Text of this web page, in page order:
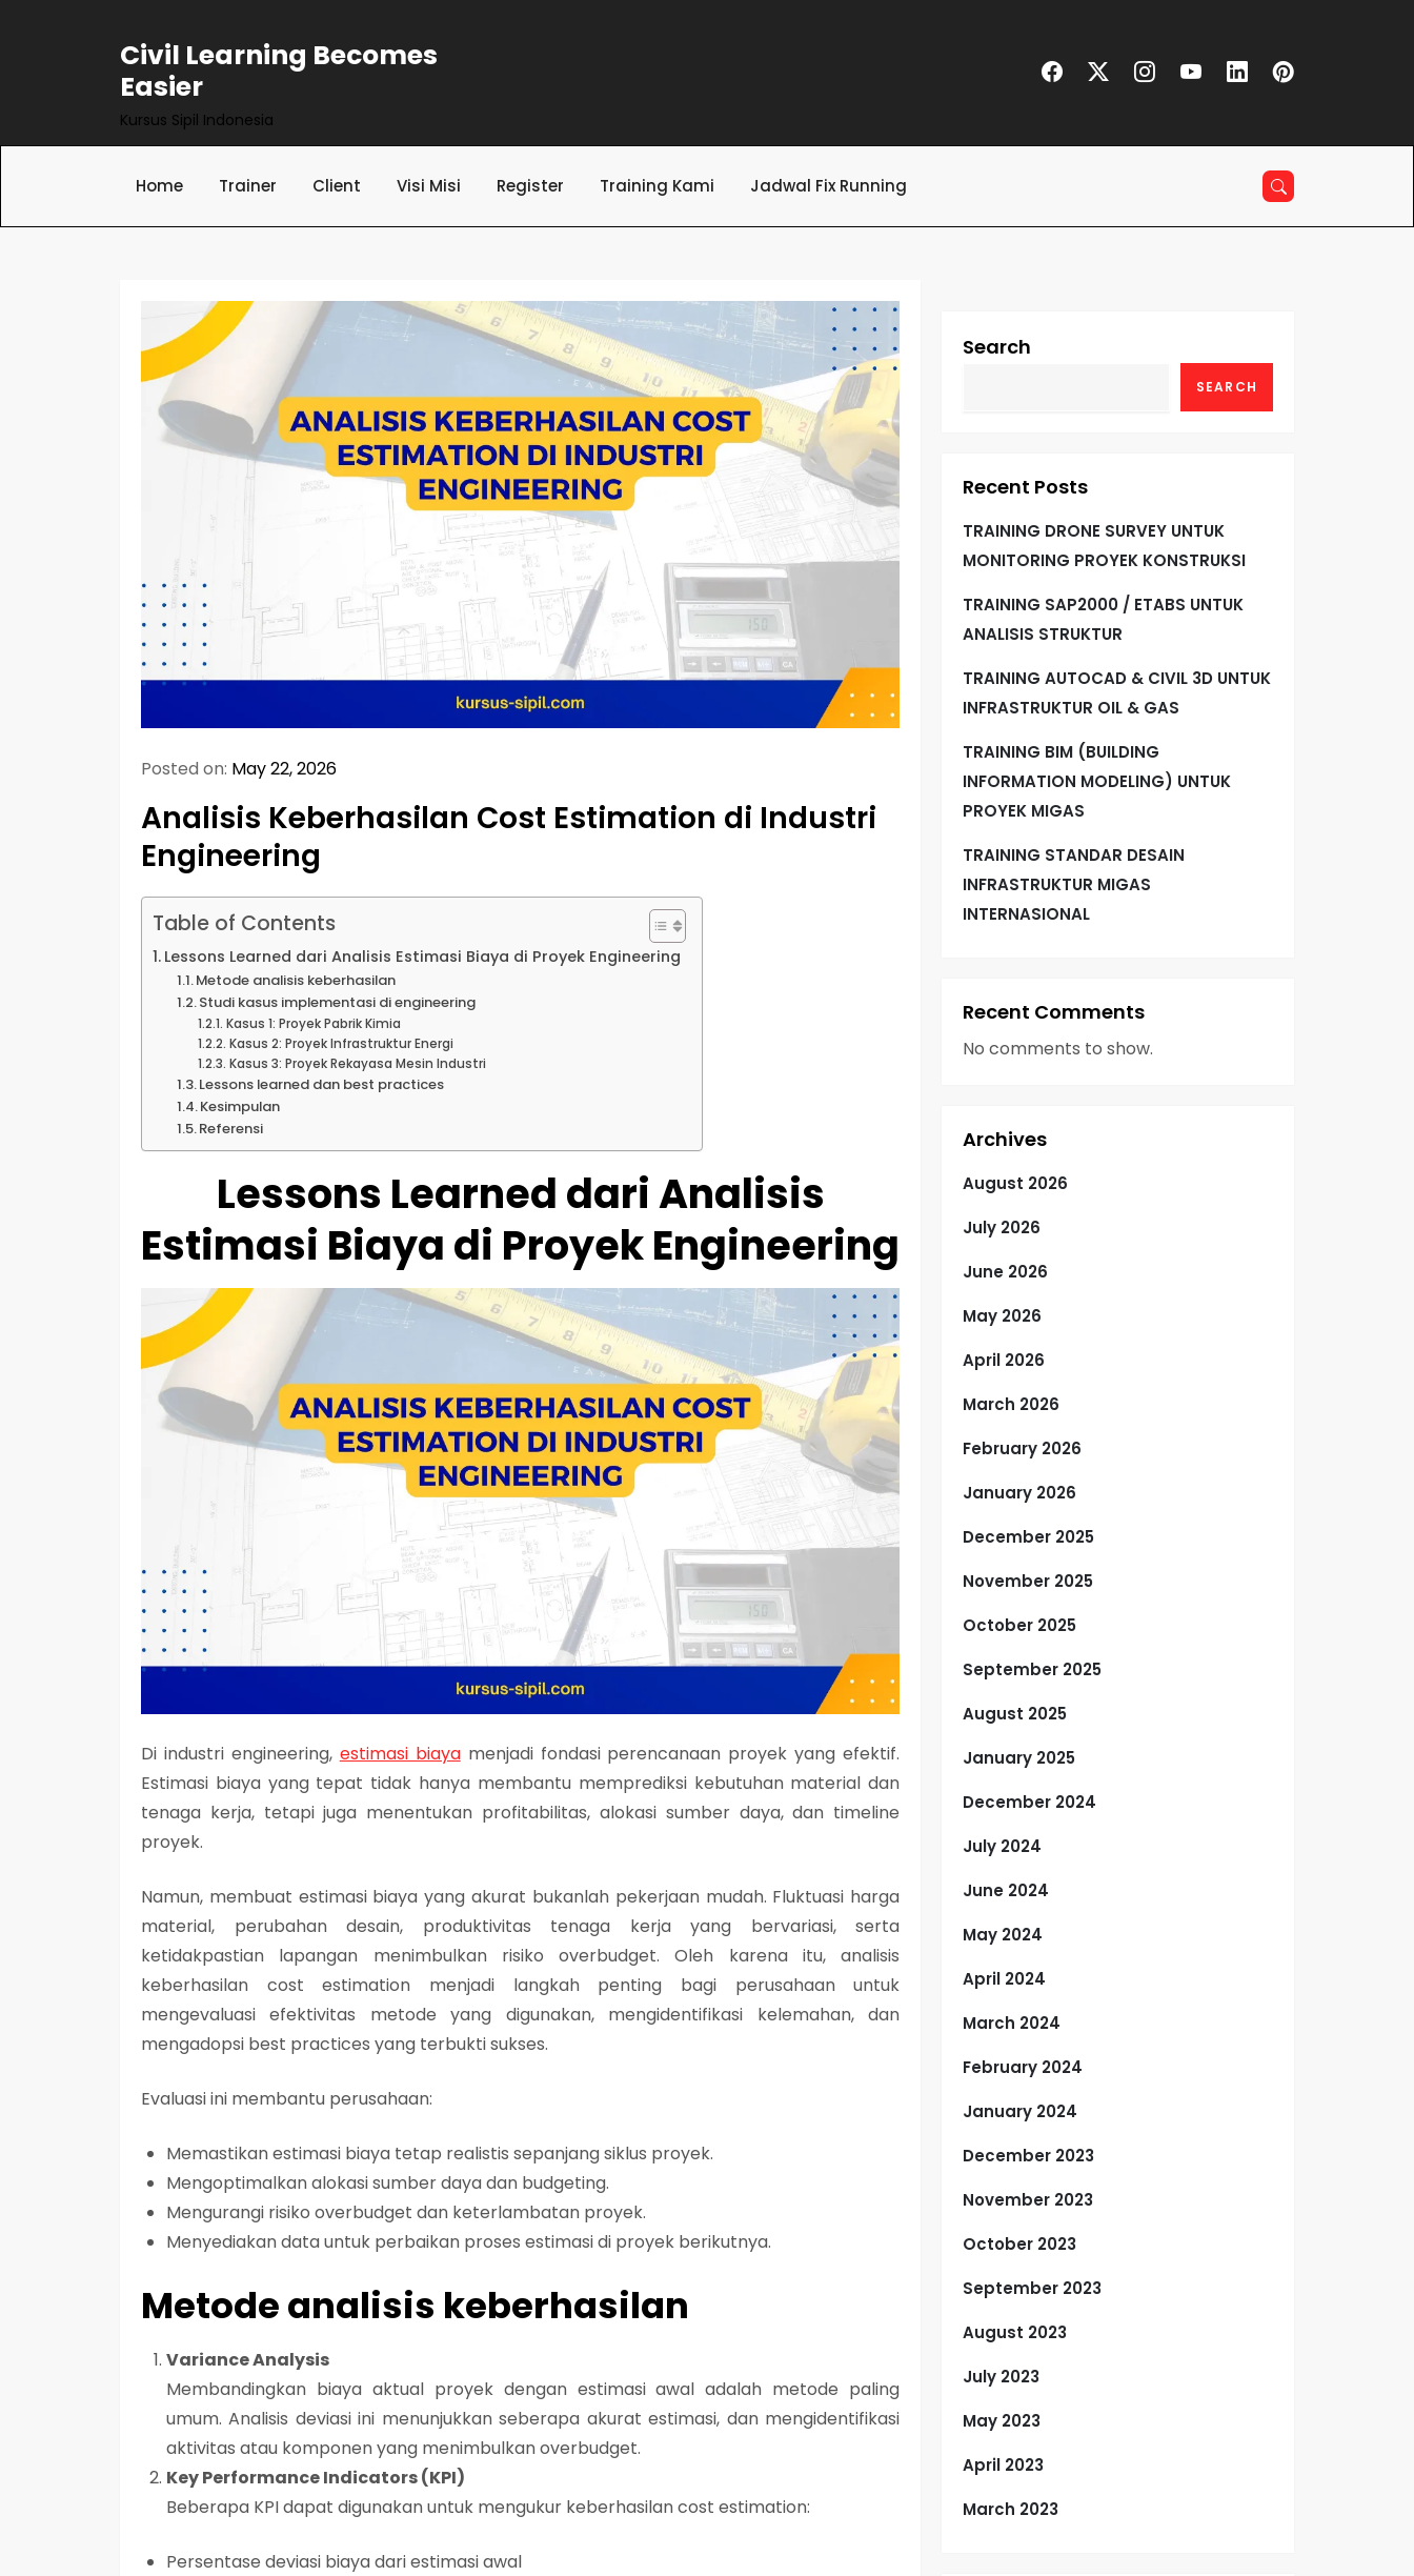
Civil Learning Becomes
Easier
Kursus Sipil Indonesia
Home Trainer Client Visi Misi Register Training Kami Jadwal Fix Running
Posted on: May 22, 2026
Analisis Keberhasilan Cost Estimation di Industri
Engineering
Table of Contents
Lessons Learned dari Analisis Estimasi Biaya di Proyek Engineering
Metode analisis keberhasilan
Studi kasus implementasi di engineering
Kasus 1: Proyek Pabrik Kimia
Kasus 2: Proyek Infrastruktur Energi
Kasus 3: Proyek Rekayasa Mesin Industri
Lessons learned dan best practices
Kesimpulan
Referensi
Lessons Learned dari Analisis
Estimasi Biaya di Proyek Engineering
Di industri engineering, estimasi biayamenjadi fondasi perencanaan proyek yang efektif.
Estimasi biaya yang tepat tidak hanya membantu memprediksi kebutuhan material dan
tenaga kerja, tetapi juga menentukan profitabilitas, alokasi sumber daya, dan timeline
proyek.
Namun, membuat estimasi biaya yang akurat bukanlah pekerjaan mudah. Fluktuasi harga
material, perubahan desain, produktivitas tenaga kerja yang bervariasi, serta
ketidakpastian lapangan menimbulkan risiko overbudget. Oleh karena itu,analisis
keberhasilan cost estimation menjadi langkah penting bagi perusahaan untuk
mengevaluasi efektivitas metode yang digunakan, mengidentifikasi kelemahan, dan
mengadopsi best practices yang terbukti sukses.
Evaluasi ini membantu perusahaan:
Memastikan estimasi biaya tetap realistis sepanjang siklus proyek.
Mengoptimalkan alokasi sumber daya dan budgeting.
Mengurangi risiko overbudget dan keterlambatan proyek.
Menyediakan data untuk perbaikan proses estimasi di proyek berikutnya.
Metode analisis keberhasilan
Variance Analysis
Membandingkan biaya aktual proyek dengan estimasi awal adalah metode paling
umum. Analisis deviasi ini menunjukkan seberapa akurat estimasi, dan mengidentifikasi
aktivitas atau komponen yang menimbulkan overbudget.
Key Performance Indicators (KPI)
Beberapa KPI dapat digunakan untuk mengukur keberhasilan cost estimation:
Persentase deviasi biaya dari estimasi awal
Search
SEARCH
Recent Posts
TRAINING DRONE SURVEY UNTUK
MONITORING PROYEK KONSTRUKSI
TRAINING SAP2000 / ETABS UNTUK
ANALISIS STRUKTUR
TRAINING AUTOCAD & CIVIL 3D UNTUK
INFRASTRUKTUR OIL & GAS
TRAINING BIM (BUILDING
INFORMATION MODELING) UNTUK
PROYEK MIGAS
TRAINING STANDAR DESAIN
INFRASTRUKTUR MIGAS
INTERNASIONAL
Recent Comments
No comments to show.
Archives
August 2026
July 2026
June 2026
May 2026
April 2026
March 2026
February 2026
January 2026
December 2025
November 2025
October 2025
September 2025
August 2025
January 2025
December 2024
July 2024
June 2024
May 2024
April 2024
March 2024
February 2024
January 2024
December 2023
November 2023
October 2023
September 2023
August 2023
July 2023
May 2023
April 2023
March 2023